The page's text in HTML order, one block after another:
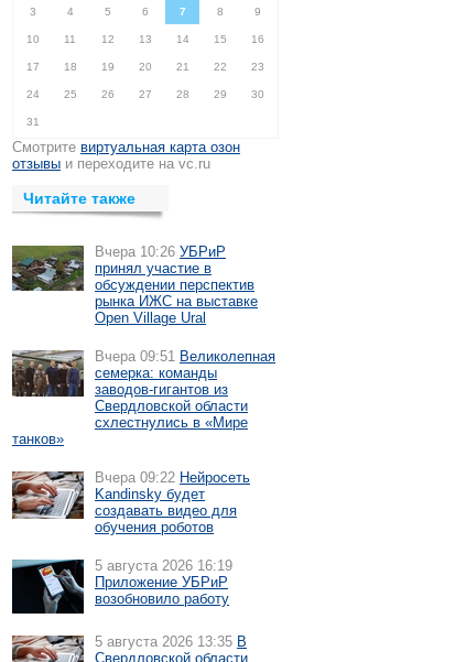
3 4 5 6 7 8 9
10 11 12 13 14 15 16
17 18 19 20 21 22 23
24 25 26 27 28 29 30
31
Смотрите виртуальная карта озон
отзывы и переходите на vc.ru
Читайте также
Вчера 10:26 УБРиР
принял участие в
обсуждении перспектив
рынка ИЖС на выставке
Open Village Ural
Вчера 09:51 Великолепная
семерка: команды
заводов-гигантов из
Свердловской области
схлестнулись в «Мире
танков»
Вчера 09:22 Нейросеть
Kandinsky будет
создавать видео для
обучения роботов
5 августа 2026 16:19
Приложение УБРиР
возобновило работу
5 августа 2026 13:35 В
Свердловской области